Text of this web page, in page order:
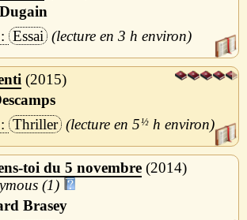
Essai
3 h
2015
Thriller
5½ h
toi du 5 novembre 2014
(1)
Brasey